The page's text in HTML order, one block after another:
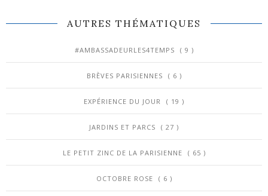
AUTRES THÉMATIQUES
#AMBASSADEURLES4TEMPS ( 9 )
BRÈVES PARISIENNES ( 6 )
EXPÉRIENCE DU JOUR ( 19 )
JARDINS ET PARCS ( 27 )
LE PETIT ZINC DE LA PARISIENNE ( 65 )
OCTOBRE ROSE ( 6 )